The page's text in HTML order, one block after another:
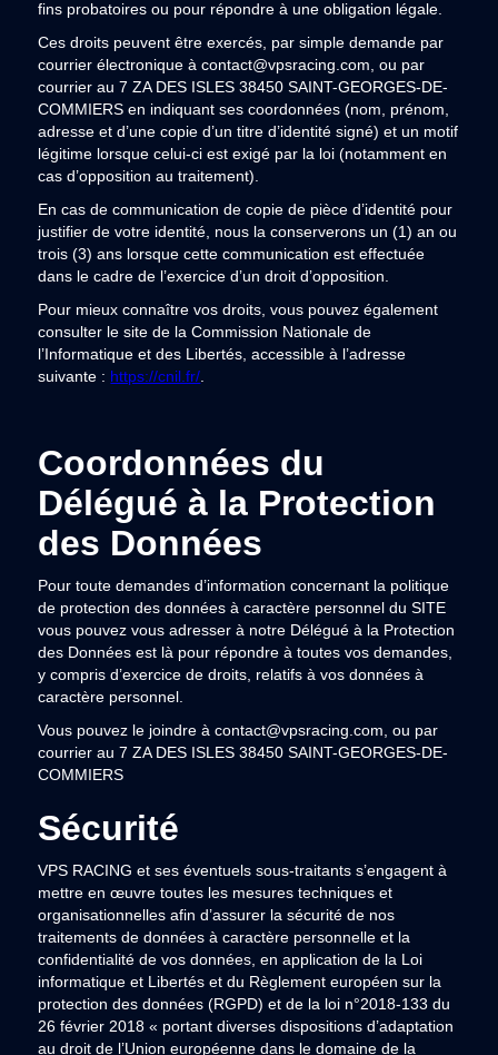
fins probatoires ou pour répondre à une obligation légale.
Ces droits peuvent être exercés, par simple demande par
courrier électronique à contact@vpsracing.com, ou par
courrier au 7 ZA DES ISLES 38450 SAINT-GEORGES-DE-
COMMIERS en indiquant ses coordonnées (nom, prénom,
adresse et d’une copie d’un titre d’identité signé) et un motif
légitime lorsque celui-ci est exigé par la loi (notamment en
cas d’opposition au traitement).
En cas de communication de copie de pièce d’identité pour
justifier de votre identité, nous la conserverons un (1) an ou
trois (3) ans lorsque cette communication est effectuée
dans le cadre de l’exercice d’un droit d’opposition.
Pour mieux connaître vos droits, vous pouvez également
consulter le site de la Commission Nationale de
l’Informatique et des Libertés, accessible à l’adresse
suivante : https://cnil.fr/
Coordonnées du
Délégué à la Protection
des Données
Pour toute demandes d’information concernant la politique
de protection des données à caractère personnel du SITE
vous pouvez vous adresser à notre Délégué à la Protection
des Données est là pour répondre à toutes vos demandes,
y compris d’exercice de droits, relatifs à vos données à
caractère personnel.
Vous pouvez le joindre à contact@vpsracing.com, ou par
courrier au 7 ZA DES ISLES 38450 SAINT-GEORGES-DE-
COMMIERS
Sécurité
VPS RACING et ses éventuels sous-traitants s’engagent à
mettre en œuvre toutes les mesures techniques et
organisationnelles afin d’assurer la sécurité de nos
traitements de données à caractère personnelle et la
confidentialité de vos données, en application de la Loi
informatique et Libertés et du Règlement européen sur la
protection des données (RGPD) et de la loi n°2018-133 du
26 février 2018 « portant diverses dispositions d’adaptation
au droit de l’Union européenne dans le domaine de la